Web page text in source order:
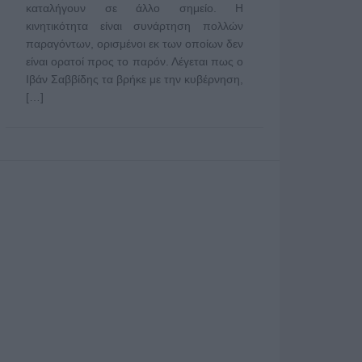
καταλήγουν σε άλλο σημείο. Η
κινητικότητα είναι συνάρτηση πολλών
παραγόντων, ορισμένοι εκ των οποίων δεν
είναι ορατοί προς το παρόν. Λέγεται πως ο
Ιβάν Σαββίδης τα βρήκε με την κυβέρνηση,
[…]